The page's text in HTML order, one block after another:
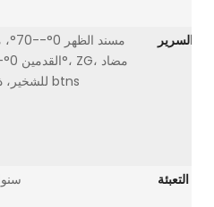
مسند
للشخير، ذاكرة btns
السرير
التعبئة